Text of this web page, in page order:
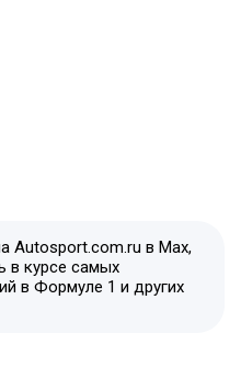
Autosport.com.ru в Max,
в курсе самых
в Формуле 1 и других